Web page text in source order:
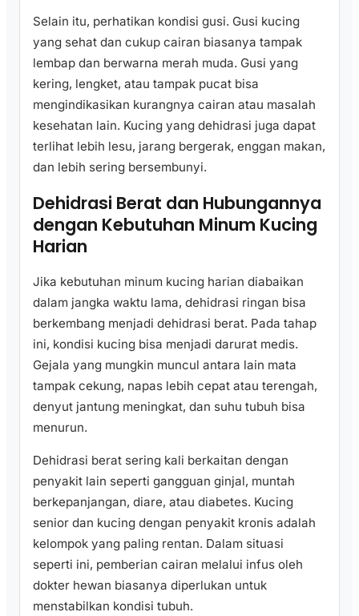
Selain itu, perhatikan kondisi gusi. Gusi kucing
yang sehat dan cukup cairan biasanya tampak
lembap dan berwarna merah muda. Gusi yang
kering, lengket, atau tampak pucat bisa
mengindikasikan kurangnya cairan atau masalah
kesehatan lain. Kucing yang dehidrasi juga dapat
terlihat lebih lesu, jarang bergerak, enggan makan,
dan lebih sering bersembunyi.
Dehidrasi Berat dan Hubungannya
dengan Kebutuhan Minum Kucing
Harian
Jika kebutuhan minum kucing harian diabaikan
dalam jangka waktu lama, dehidrasi ringan bisa
berkembang menjadi dehidrasi berat. Pada tahap
ini, kondisi kucing bisa menjadi darurat medis.
Gejala yang mungkin muncul antara lain mata
tampak cekung, napas lebih cepat atau terengah,
denyut jantung meningkat, dan suhu tubuh bisa
menurun.
Dehidrasi berat sering kali berkaitan dengan
penyakit lain seperti gangguan ginjal, muntah
berkepanjangan, diare, atau diabetes. Kucing
senior dan kucing dengan penyakit kronis adalah
kelompok yang paling rentan. Dalam situasi
seperti ini, pemberian cairan melalui infus oleh
dokter hewan biasanya diperlukan untuk
menstabilkan kondisi tubuh.